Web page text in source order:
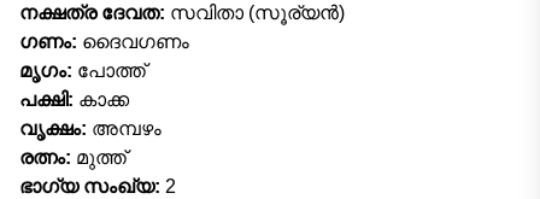
നക്ഷത്ര ദേവത: സവിതാ (സൂര്യൻ)
ഗണം: ദൈവഗണം
മൃഗം: പോത്ത്
പക്ഷി: കാക്ക
വൃക്ഷം: അമ്പഴം
രത്നം: മുത്ത്
ഭാഗ്യ സംഖ്യ: 2